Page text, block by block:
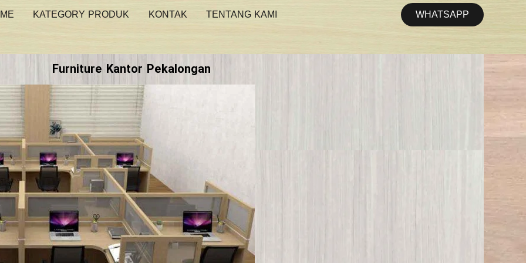
KATEGORY PRODUK KONTAK TENTANG KAMI WHATSAPP
Furniture Kantor Pekalongan